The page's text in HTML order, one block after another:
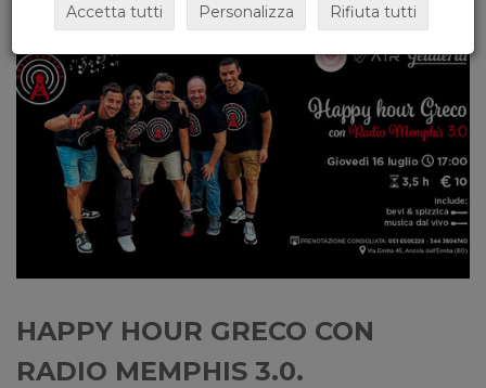
HAPPY HOUR GRECO CON
RADIO MEMPHIS 3.0.
Accetta tutti Personalizza Rifiuta tutti